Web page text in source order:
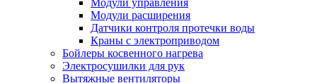
Модули управления
Модули расширения
Датчики контроля протечки воды
Краны с электроприводом
Бойлеры косвенного нагрева
Электросушилки для рук
Вытяжные вентиляторы